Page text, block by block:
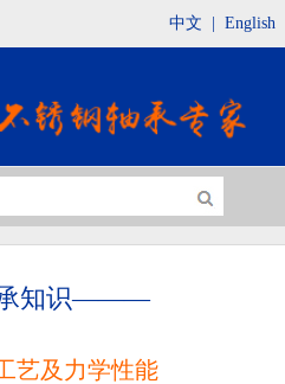
中文 English
知识———
艺及力学性能